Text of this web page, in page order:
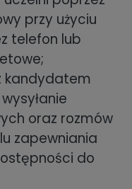
przy użyciu
telefon lub
kandydatem
oraz rozmów
zapewniania
do